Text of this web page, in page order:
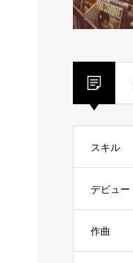
スキル
デビュー
作曲